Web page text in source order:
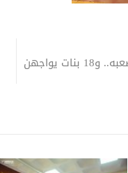
كرة طائرة | 19 شباب في مهمة صعبه.. و18 بنات يواجهن